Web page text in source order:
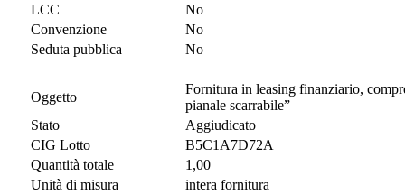
LCC
No
Convenzione
No
Seduta pubblica
No
Oggetto
Fornitura in leasing finanziario,
pianale scarrabile”
Stato
Aggiudicato
CIG Lotto
B5C1A7D72A
Quantità totale
1,00
Unità di misura
intera fornitura